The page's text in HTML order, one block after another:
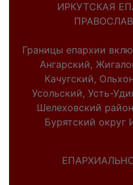
ИРКУТСКАЯ
Границы епархии
Ангарский,
Качугский,
Усольский, Усть-
Шелеховский
Бурятский округ